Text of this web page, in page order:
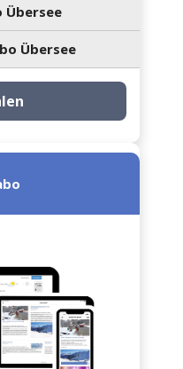
Übersee
Übersee